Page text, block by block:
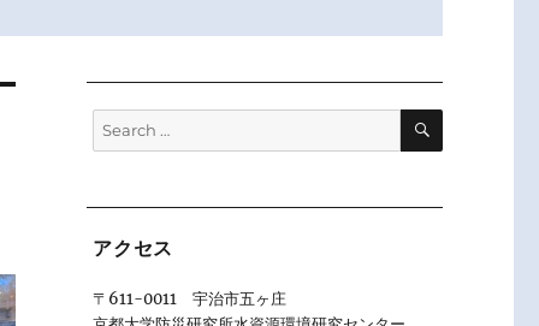
Search
for:
SEARCH
アクセス
〒611-0011 宇治市五ヶ庄